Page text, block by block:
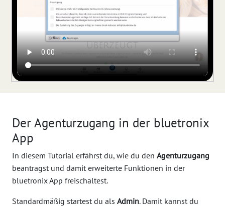
Der Agenturzugang in der bluetronix
App
In diesem Tutorial erfährst du, wie du den Agenturzugang
beantragst und damit erweiterte Funktionen in der
bluetronix App freischaltest.
Standardmäßig startest du als Admin. Damit kannst du